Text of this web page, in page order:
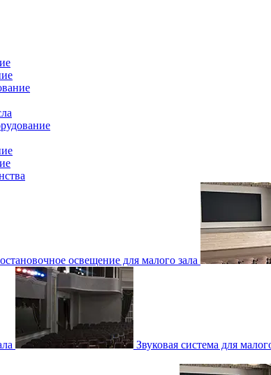
освещение для малого зала
Звуковая система для